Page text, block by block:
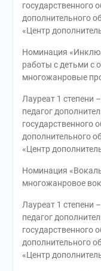
государственного
дополнительного
«Центр
Номинация
работы с детьми с
многожанровые
Лауреат 1 степени
педагог
государственного
дополнительного
«Центр
Номинация
многожанровое
Лауреат 1 степени
педагог
государственного
дополнительного
«Центр